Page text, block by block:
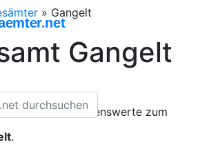
» Gangelt
Gangelt
Sie alles Wissenswerte zum
.